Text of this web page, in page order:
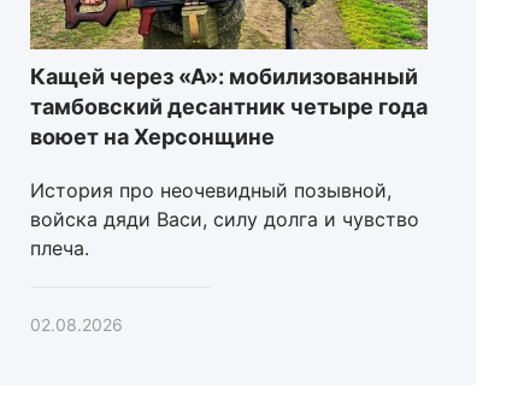
Кащей через «А»: мобилизованный
тамбовский десантник четыре года
воюет на Херсонщине
История про неочевидный позывной,
войска дяди Васи, силу долга и чувство
плеча.
02.08.2026